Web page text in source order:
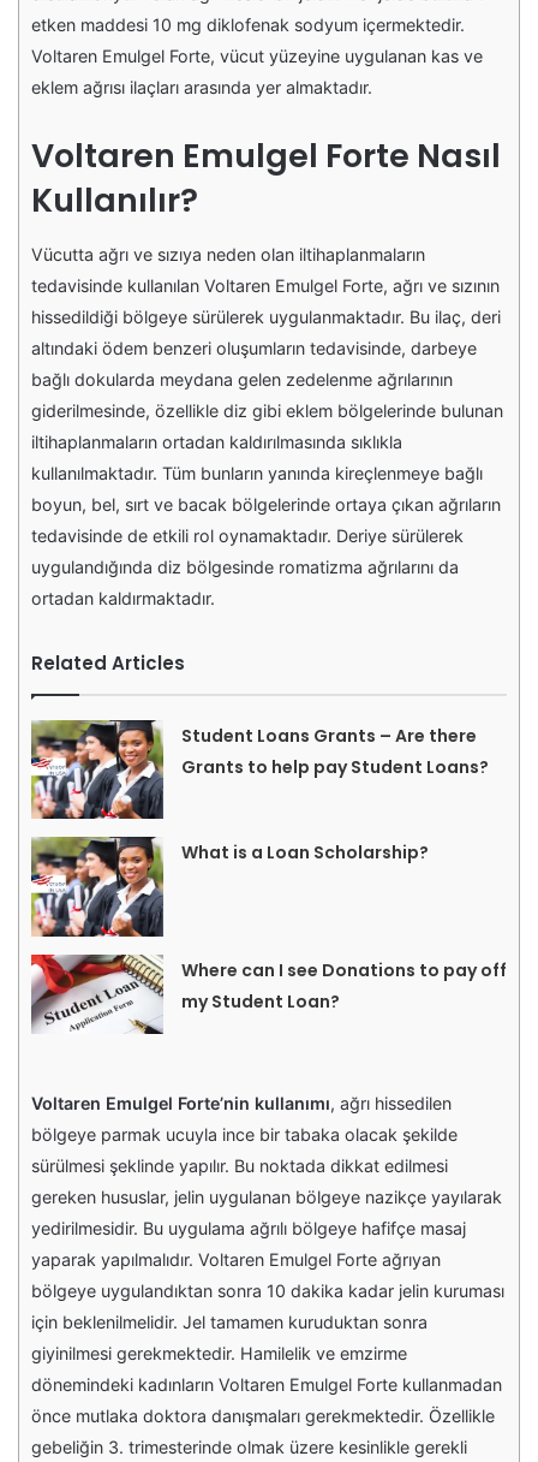
etken maddesi 10 mg diklofenak sodyum içermektedir.
Voltaren Emulgel Forte, vücut yüzeyine uygulanan kas ve
eklem ağrısı ilaçları arasında yer almaktadır.
Voltaren Emulgel Forte Nasıl
Kullanılır?
Vücutta ağrı ve sızıya neden olan iltihaplanmaların
tedavisinde kullanılan Voltaren Emulgel Forte, ağrı ve sızının
hissedildiği bölgeye sürülerek uygulanmaktadır. Bu ilaç, deri
altındaki ödem benzeri oluşumların tedavisinde, darbeye
bağlı dokularda meydana gelen zedelenme ağrılarının
giderilmesinde, özellikle diz gibi eklem bölgelerinde bulunan
iltihaplanmaların ortadan kaldırılmasında sıklıkla
kullanılmaktadır. Tüm bunların yanında kireçlenmeye bağlı
boyun, bel, sırt ve bacak bölgelerinde ortaya çıkan ağrıların
tedavisinde de etkili rol oynamaktadır. Deriye sürülerek
uygulandığında diz bölgesinde romatizma ağrılarını da
ortadan kaldırmaktadır.
Related Articles
Student Loans Grants – Are there
Grants to help pay Student Loans?
What is a Loan Scholarship?
Where can I see Donations to pay off
my Student Loan?
Voltaren Emulgel Forte’nin kullanımı, ağrı hissedilen
bölgeye parmak ucuyla ince bir tabaka olacak şekilde
sürülmesi şeklinde yapılır. Bu noktada dikkat edilmesi
gereken hususlar, jelin uygulanan bölgeye nazikçe yayılarak
yedirilmesidir. Bu uygulama ağrılı bölgeye hafifçe masaj
yaparak yapılmalıdır. Voltaren Emulgel Forte ağrıyan
bölgeye uygulandıktan sonra 10 dakika kadar jelin kuruması
için beklenilmelidir. Jel tamamen kuruduktan sonra
giyinilmesi gerekmektedir. Hamilelik ve emzirme
dönemindeki kadınların Voltaren Emulgel Forte kullanmadan
önce mutlaka doktora danışmaları gerekmektedir. Özellikle
gebeliğin 3. trimesterinde olmak üzere kesinlikle gerekli